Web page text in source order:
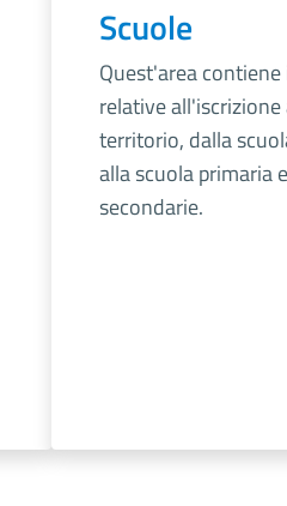
Scuole
Quest'area
relative
territorio, dalla
alla scuola primaria
secondarie.